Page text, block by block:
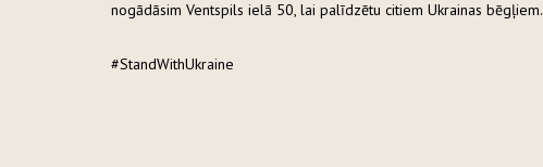
nogādāsim Ventspils ielā 50, lai palīdzētu citiem Ukrainas bēgļiem.
#StandWithUkraine